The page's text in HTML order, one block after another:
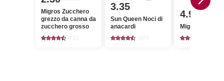
Migros Zucchero
grezzo da canna da
zucchero grosso
3.35
Sun Queen Noci di
anacardi
4.95
Migros Mirtilli